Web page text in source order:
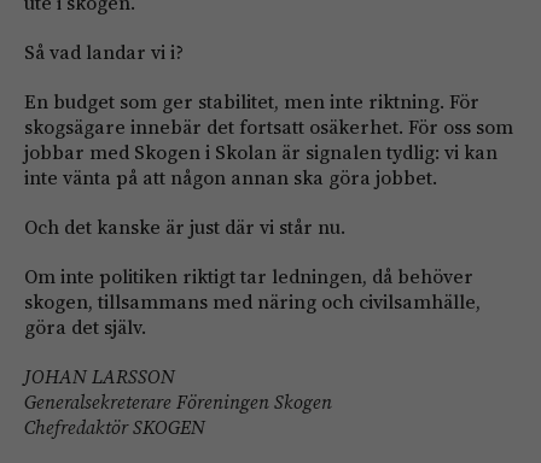
Så vad landar vi i?
En budget som ger stabilitet, men inte riktning. För
skogsägare innebär det fortsatt osäkerhet. För oss som
jobbar med Skogen i Skolan är signalen tydlig: vi kan
inte vänta på att någon annan ska göra jobbet.
Och det kanske är just där vi står nu.
Om inte politiken riktigt tar ledningen, då behöver
skogen, tillsammans med näring och civilsamhälle,
göra det själv.
JOHAN LARSSON
Generalsekreterare Föreningen Skogen
Chefredaktör SKOGEN